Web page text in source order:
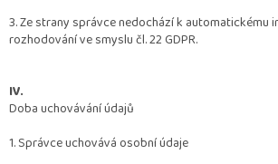
3. Ze strany správce nedochází k automatickému
rozhodování ve smyslu čl. 22 GDPR.
IV.
Doba uchovávání údajů
1. Správce uchovává osobní údaje